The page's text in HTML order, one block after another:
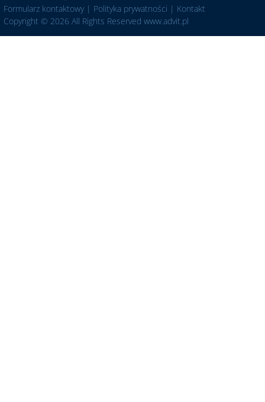
Formularz kontaktowy| Polityka prywatności | Kontakt
Copyright © 2026 All Rights Reserved www.advit.pl